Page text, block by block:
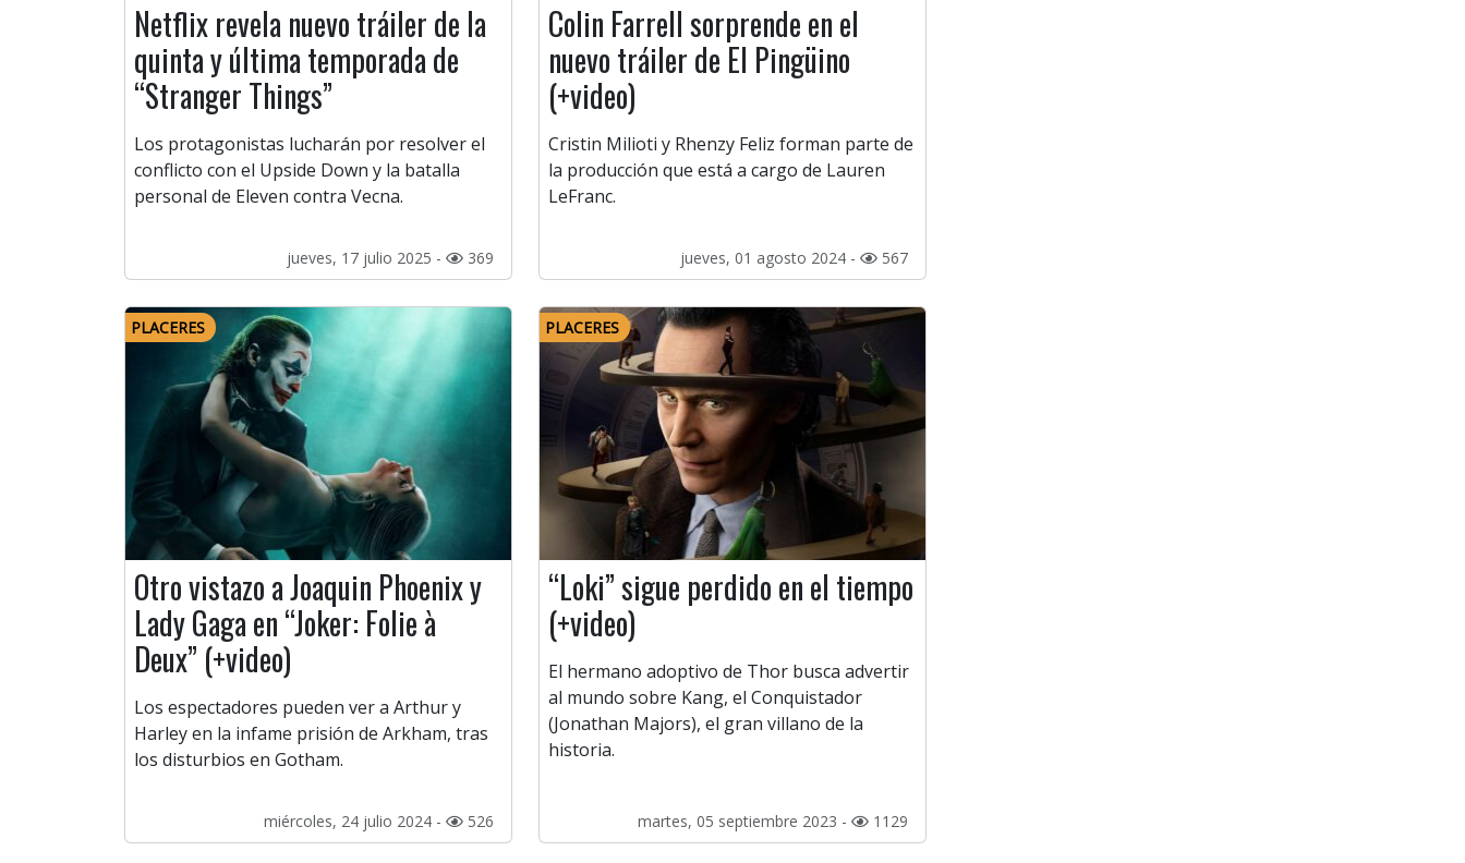
Netflix revela nuevo tráiler de la
quinta y última temporada de
“Stranger Things”
Los protagonistas lucharán por resolver el
conflicto con el Upside Down y la batalla
personal de Eleven contra Vecna.
jueves, 17 julio 2025 - 369
Colin Farrell sorprende en el
nuevo tráiler de El Pingüino
(+video)
Cristin Milioti y Rhenzy Feliz forman parte de
la producción que está a cargo de Lauren
LeFranc.
jueves, 01 agosto 2024 - 567
PLACERES
Otro vistazo a Joaquin Phoenix y
Lady Gaga en “Joker: Folie à
Deux” (+video)
Los espectadores pueden ver a Arthur y
Harley en la infame prisión de Arkham, tras
los disturbios en Gotham.
miércoles, 24 julio 2024 - 526
PLACERES
“Loki” sigue perdido en el tiempo
(+video)
El hermano adoptivo de Thor busca advertir
al mundo sobre Kang, el Conquistador
(Jonathan Majors), el gran villano de la
historia.
martes, 05 septiembre 2023 - 1129